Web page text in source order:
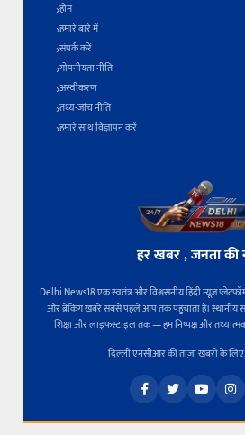
होम
हमारे बारे में
संपर्क करें
गोपनीयता नीति
अस्वीकरण
तथ्य-जांच नीति
हमारे साथ विज्ञापन करें
हर खबर , जनता की
Delhi News18 एक स्वतंत्र और विश्वसनीय हिंदी न्यूज़
और ब्रेकिंग खबरें सबसे पहले आप तक पहुंचाता है। स्थानीय
शिक्षा और लाइफस्टाइल तक — हम निष्पक्ष और तथ्यात्मक
दिल्ली एनसीआर की ताज़ा खबरों के